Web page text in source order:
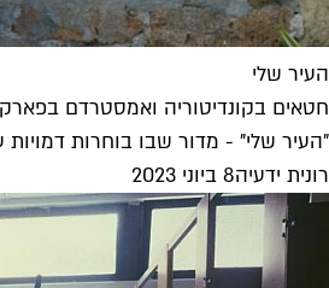
העיר שלי
חטאים בקונדיטוריה ואמסטרדם
"העיר שלי" - מדור שבו בוחרות
רונית ידעיה8 ביוני 2023